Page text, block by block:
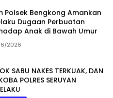
Polsek Bengkong Amankan
Dugaan Perbuatan
Anak di Bawah Umur
2026
SABU NAKES TERKUAK, DAN
POLRES SERUYAN